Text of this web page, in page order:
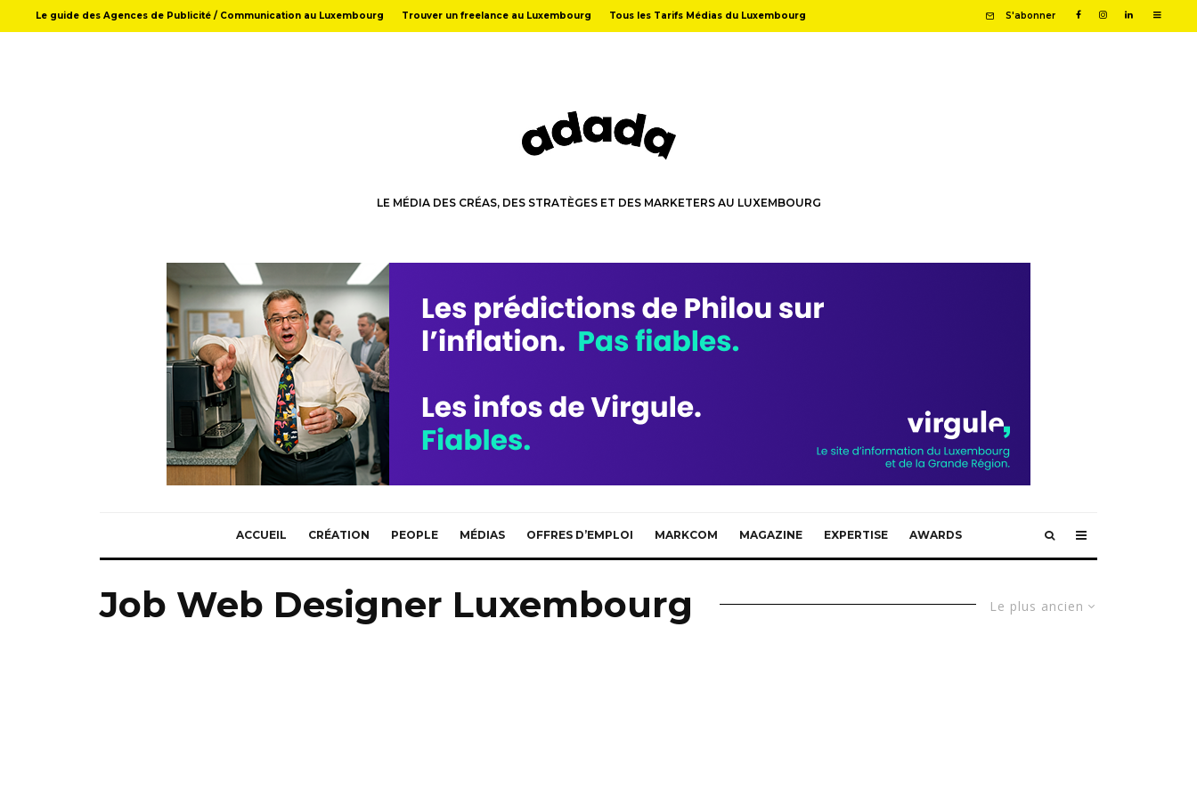
Le guide des Agences de Publicité / Communication au Luxembourg Trouver un freelance au Luxembourg Tous les Tarifs Médias du Luxembourg S'abonner
LE MÉDIA DES CRÉAS, DES STRATÈGES ET DES MARKETERS AU LUXEMBOURG
ACCUEIL CRÉATION PEOPLE MÉDIAS OFFRES D’EMPLOI MARKCOM MAGAZINE EXPERTISE AWARDS
Le plus ancien
Job Web Designer Luxembourg